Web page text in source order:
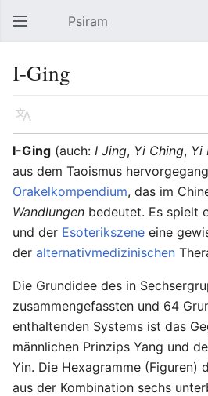
Hauptmenü öffnen Psiram
I-Ging
Sprache
I-Ging (auch: I Jing, Yi Ching, Yi
aus dem Taoismus
Orakelkompendium, das im
Wandlungen bedeutet. Es spielt
und der Esoterikszene eine
der alternativmedizinischen
Die Grundidee des in
zusammengefassten und 64
enthaltenden Systems ist das
männlichen Prinzips Yang und
Yin. Die Hexagramme (Figuren)
aus der Kombination sechs